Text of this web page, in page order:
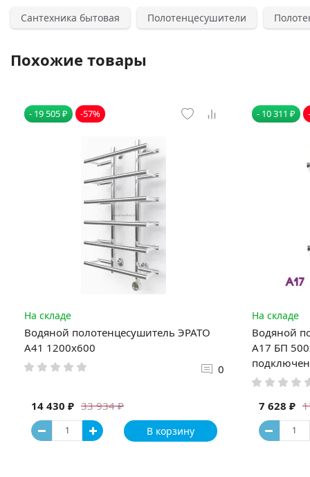
Сантехника бытовая Полотенцесушители
Похожие товары
- 19 505 ₽ -57%
На складе
Водяной полотенцесушитель ЭРАТО
А41 1200x600
0
33 934 ₽
14 430 ₽
В корзину
- 10 311 ₽
На складе
Водяной
А17 БП
7 628 ₽